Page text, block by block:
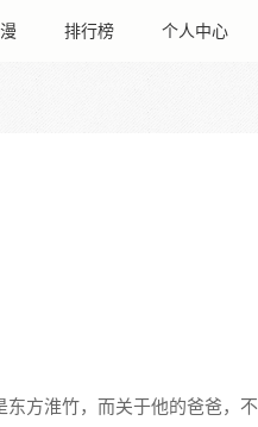
排行榜 个人中心
方淮竹，而关于他的爸爸，